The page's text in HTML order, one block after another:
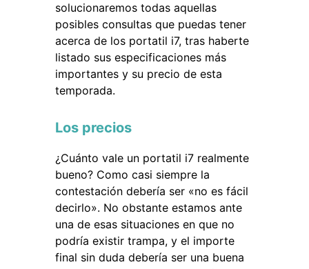
solucionaremos todas aquellas
posibles consultas que puedas tener
acerca de los portatil i7, tras haberte
listado sus especificaciones más
importantes y su precio de esta
temporada.
Los precios
¿Cuánto vale un portatil i7 realmente
bueno? Como casi siempre la
contestación debería ser «no es fácil
decirlo». No obstante estamos ante
una de esas situaciones en que no
podría existir trampa, y el importe
final sin duda debería ser una buena